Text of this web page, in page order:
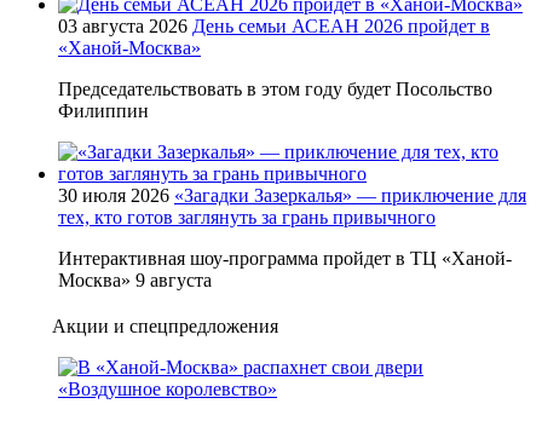
03 августа 2026 День семьи АСЕАН 2026 пройдет в
«Ханой-Москва»
Председательствовать в этом году будет Посольство
Филиппин
30 июля 2026 «Загадки Зазеркалья» — приключение для
тех, кто готов заглянуть за грань привычного
Интерактивная шоу-программа пройдет в ТЦ «Ханой-
Москва» 9 августа
Акции и спецпредложения